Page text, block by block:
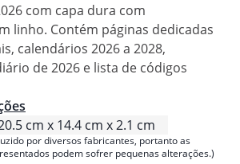
com capa dura com
linho. Contém páginas dedicadas
calendários 2026 a 2028,
de 2026 e lista de códigos
cm x 14.4 cm x 2.1 cm
por diversos fabricantes, portanto as
podem sofrer pequenas alterações.)